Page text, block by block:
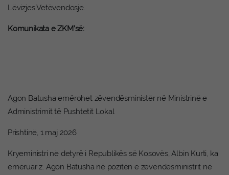
Lëvizjes Vetëvendosje.
Komunikata e ZKM’së:
Agon Batusha emërohet zëvendësministër në Ministrinë e
Administrimit të Pushtetit Lokal
Prishtinë, 1 maj 2026
Kryeministri në detyrë i Republikës së Kosovës, Albin Kurti, ka
emëruar z. Agon Batusha në pozitën e zëvendësministrit në